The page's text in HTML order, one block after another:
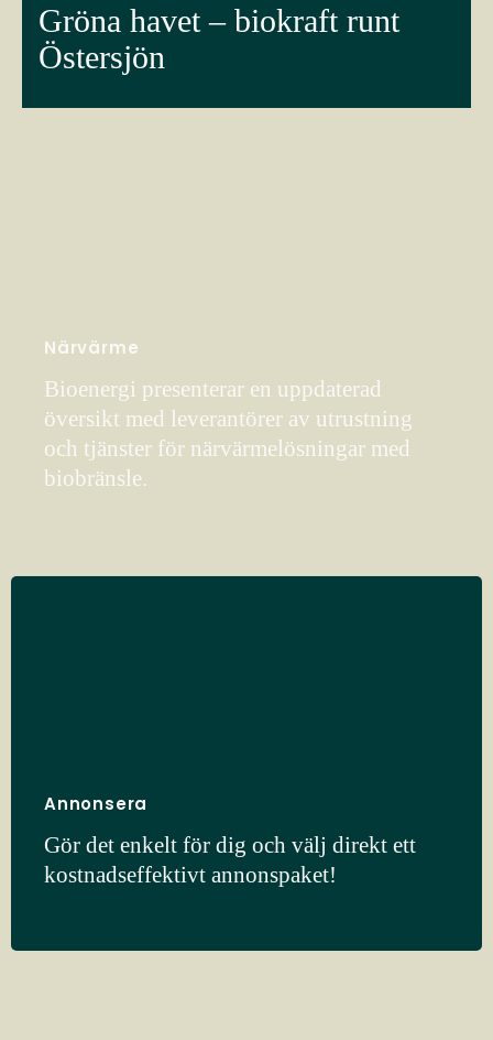
Gröna havet – biokraft runt
Östersjön
Närvärme
Bioenergi presenterar en uppdaterad
översikt med leverantörer av utrustning
och tjänster för närvärmelösningar med
biobränsle.
Annonsera
Gör det enkelt för dig och välj direkt ett
kostnadseffektivt annonspaket!